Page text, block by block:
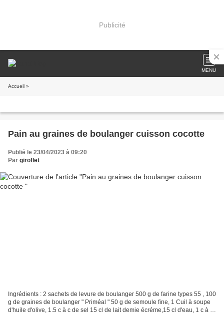
Publicité
MENU
Accueil »
Pain au graines de boulanger cuisson cocotte
Publié le 23/04/2023 à 09:20
Par giroflet
Ingrédients : 2 sachets de levure de boulanger 500 g de farine types 55 , 100
g de graines de boulanger " Priméal " 50 g de semoule fine, 1 Cuil à soupe
d'huile d'olive, 1.5 c à c de sel 15 cl de lait demie écréme,15 cl d'eau, 1 c à c